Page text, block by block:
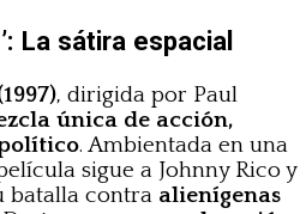
La sátira espacial
, dirigida por Paul
única de acción,
. Ambientada en una
sigue a Johnny Rico y
batalla contra alienígenas